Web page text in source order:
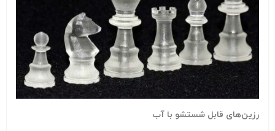
رزین‌های قابل شستشو با آب